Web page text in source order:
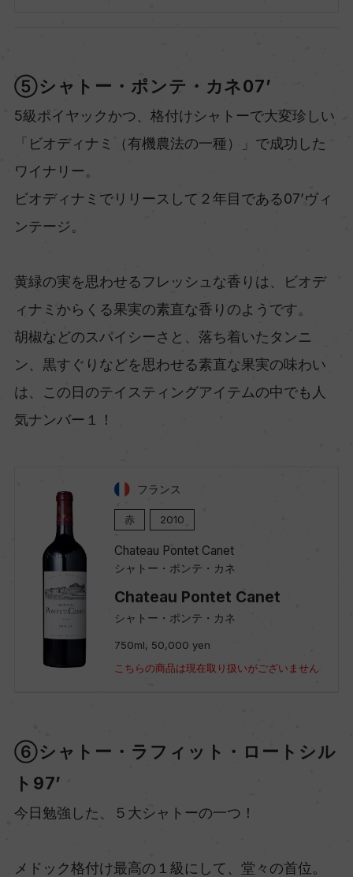
⑤シャトー・ポンテ・カネ07’
5級ポイヤックかつ、格付けシャトーで大変珍しい
「ビオディナミ（有機農法の一種）」で成功した
ワイナリー。
ビオディナミでリリースして２年目である07’ヴィ
ンテージ。
黄緑の実を思わせるフレッシュな香りは、ビオデ
ィナミからくる果実の素直な香りのようです。
胡椒などのスパイシーさと、落ち着いたタンニ
ン、黒すぐりなどを思わせる素直な果実の味わい
は、この日のテイスティングアイテムの中でも人
気ナンバー１！
フランス
赤 2010
Chateau Pontet Canet
シャトー・ポンテ・カネ
Chateau Pontet Canet
シャトー・ポンテ・カネ
750ml, 50,000 yen
こちらの商品は現在取り扱いがございません
⑥シャトー・ラフィット・ロートシル
ト97’
今日勉強した、５大シャトーの一つ！
メドック格付け最高の１級にして、堂々の首位。